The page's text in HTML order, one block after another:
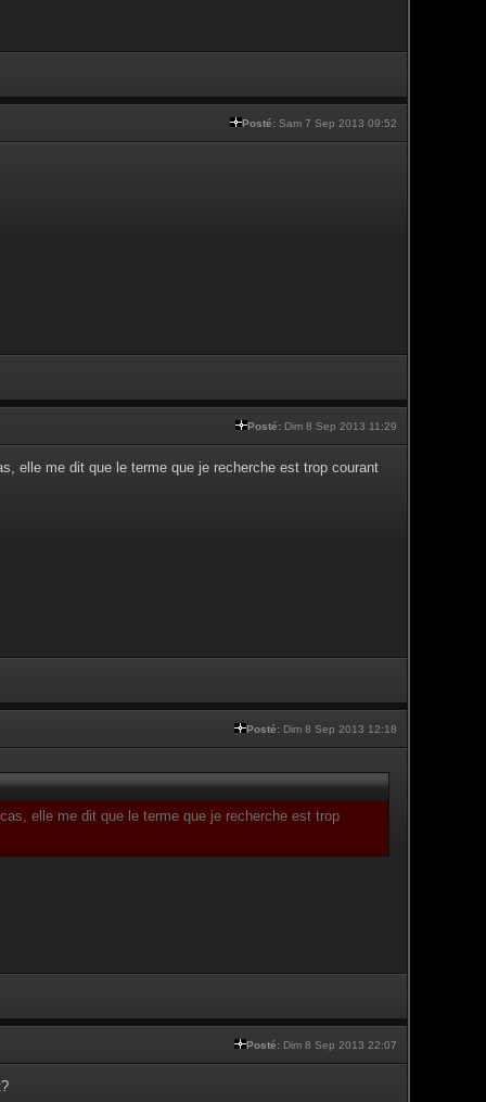
Posté: Sam 7 Sep 2013 09:52
Posté: Dim 8 Sep 2013 11:29
elle me dit que le terme que je recherche est trop courant
Posté: Dim 8 Sep 2013 12:18
elle me dit que le terme que je recherche est trop
Posté: Dim 8 Sep 2013 22:07